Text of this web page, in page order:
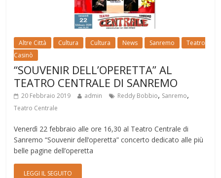
Altre Città Cultura Cultura News Sanremo
Teatro
Casinò
“SOUVENIR DELL’OPERETTA” AL
TEATRO CENTRALE DI SANREMO
20 Febbraio 2019 admin Reddy Bobbio, Sanremo,
Teatro Centrale
Venerdì 22 febbraio alle ore 16,30 al Teatro Centrale di
Sanremo “Souvenir dell’operetta” concerto dedicato alle più
belle pagine dell’operetta
LEGGI IL SEGUITO